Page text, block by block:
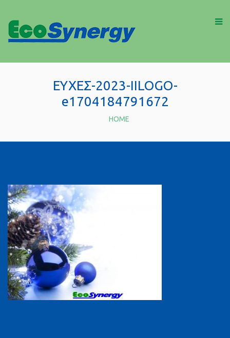
ΕΥΧΕΣ-2023-ΙΙLOGO-
e1704184791672
HOME